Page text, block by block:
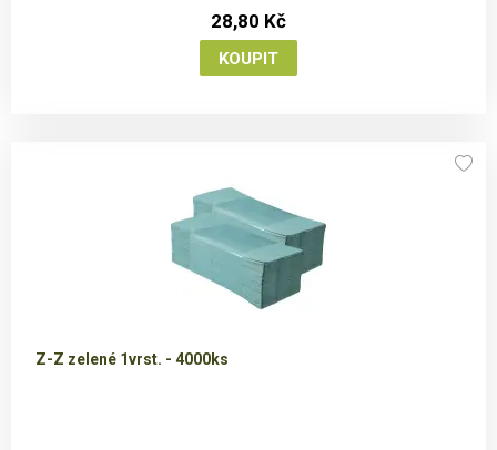
28,80 Kč
Z-Z zelené 1vrst. - 4000ks